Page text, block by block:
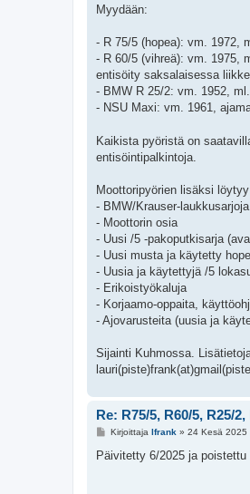
e
s
i
Myydään:
- R 75/5 (hopea): vm. 1972,
- R 60/5 (vihreä): vm. 1975,
entisöity saksalaisessa
- BMW R 25/2: vm. 1952,
- NSU Maxi: vm. 1961,
Kaikista pyöristä on
entisöintipalkintoja.
Moottoripyörien lisäksi
- BMW/Krauser-laukkusarjoja
- Moottorin osia
- Uusi /5 -pakoputkisarja
- Uusi musta ja käytetty
- Uusia ja käytettyjä /5
- Erikoistyökaluja
- Korjaamo-oppaita,
- Ajovarusteita (uusia ja
Sijainti Kuhmossa.
Re: R75/5, R60/5, R25/
V
e
Kirjoittaja lfrank » 24 Kesä 2025
Päivitetty 6/2025 ja